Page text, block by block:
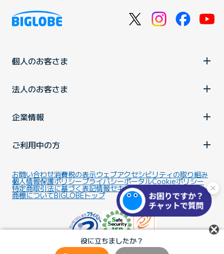
役に立ちましたか？
個人のお客さま
法人のお客さま
企業情報
ご利用中の方
お問い合わせ消費税の表示ウェブアクセシビリティの取り組み
個人情報保護ポリシープライバシーポータルCookieポリシー
特定商取引法に基づく表記情報セキュリティ基本方針
商標についてBIGLOBEトップ